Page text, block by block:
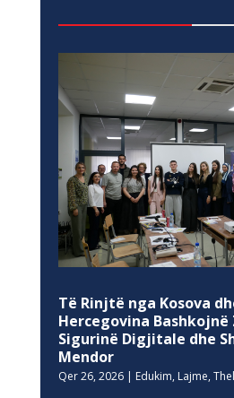
Të Rinjtë nga Kosova
Hercegovina
Sigurinë Digjitale dhe
Mendor
Qer 26, 2026| Edukim, Lajme,